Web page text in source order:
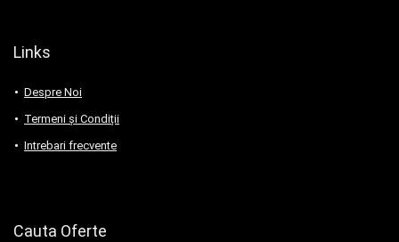
Links
Despre Noi
Termeni și Condiții
Intrebari frecvente
Cauta Oferte